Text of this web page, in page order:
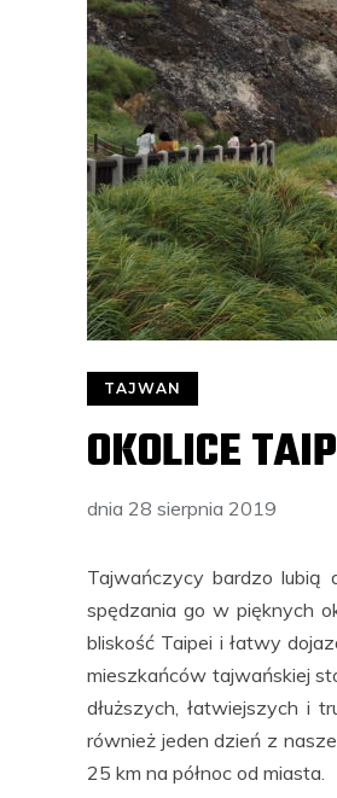
TAJWAN
OKOLICE
dnia 28 sierpnia 2019
Tajwańczycy bardzo lubią
spędzania go w pięknych
bliskość Taipei i łatwy
mieszkańców tajwańskiej
dłuższych, łatwiejszych i
również jeden dzień z
25 km na północ od miasta.